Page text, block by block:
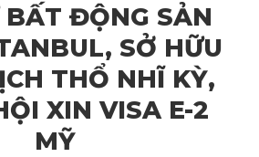
ĐỘNG SẢN
SỞ HỮU
THỔ NHĨ KỲ,
XIN VISA E-2
MỸ